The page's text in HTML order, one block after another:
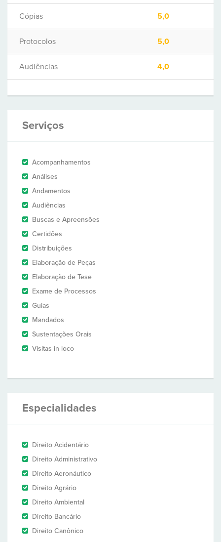
Cópias 5,0
Protocolos 5,0
Audiências 4,0
Serviços
Acompanhamentos
Análises
Andamentos
Audiências
Buscas e Apreensões
Certidões
Distribuições
Elaboração de Peças
Elaboração de Tese
Exame de Processos
Guias
Mandados
Sustentações Orais
Visitas in loco
Especialidades
Direito Acidentário
Direito Administrativo
Direito Aeronáutico
Direito Agrário
Direito Ambiental
Direito Bancário
Direito Canônico